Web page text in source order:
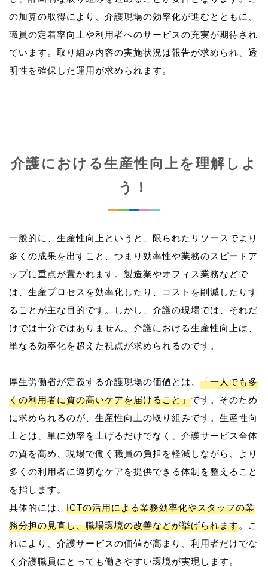
の加算の取得により、介護現場の効率化が進むとともに、
職員の定着率向上や利用者へのサービスの充実が期待され
ています。取り組み内容の実施状況は報告が求められ、透
介護における生産性向上を理解しよ
う！
一般的に、生産性向上というと、限られたリソースでより
多くの成果を出すこと、つまり効率性や業務のスピードア
ップに重点が置かれます。製造業やオフィス業務などで
は、生産プロセスを効率化したり、コストを削減したりす
ることが主な目的です。しかし、介護の現場では、それだ
けでは十分ではありません。介護における生産性向上は、
単なる効率化を超えた視点が求められるのです。
厚生労働省が定義する介護現場の価値とは、 「一人でも多
くの利用者に質の高いケアを届けること」です。そのため
に求められるのが、生産性向上の取り組みです。生産性向
上とは、単に効率を上げるだけでなく、介護サービス全体
の質を高め、現場で働く職員の負担を軽減しながら、より
多くの利用者に適切なケアを提供できる体制を整えること
を指します。
具体的には、 ICTの活用による業務効率化やスタッフの業
務分担の見直し、職場環境の改善などが挙げられます。こ
れにより、介護サービスの価値が高まり、利用者だけでな
く介護職員にとっても働きやすい環境が実現します。